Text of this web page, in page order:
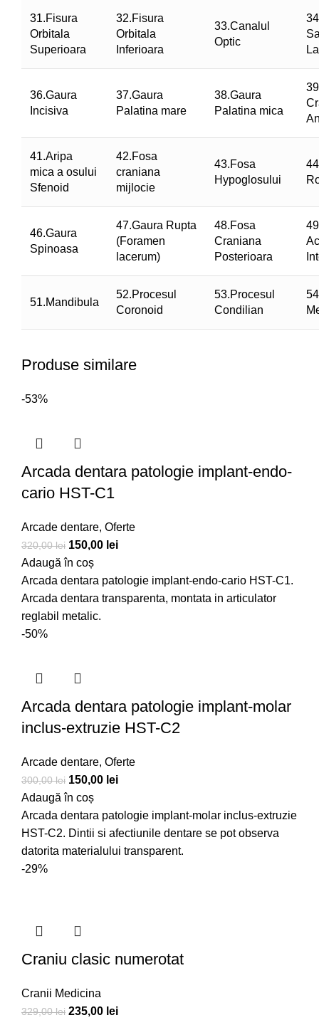
31.Fisura
Orbitala
Superioara
32.Fisura
Orbitala
Inferioara
33.Canalul
Optic
36.Gaura
Incisiva
37.Gaura
Palatina mare
38.Gaura
Palatina mica
41.Aripa
mica a osului
Sfenoid
42.Fosa
craniana
mijlocie
43.Fosa
Hypoglosului
46.Gaura
Spinoasa
47.Gaura Rupta
(Foramen
lacerum)
48.Fosa
Craniana
Posterioara
51.Mandibula
52.Procesul
Coronoid
53.Procesul
Condilian
Produse similare
-53%
Arcada dentara patologie implant-endo-
cario HST-C1
Arcade dentare, Oferte
320,00lei 150,00 lei
Adaugă în coș
Arcada dentara patologie implant-endo-cario HST-C1.
Arcada dentara transparenta, montata in articulator
reglabil metalic.
-50%
Arcada dentara patologie implant-molar
inclus-extruzie HST-C2
Arcade dentare, Oferte
300,00lei 150,00 lei
Adaugă în coș
Arcada dentara patologie implant-molar inclus-extruzie
HST-C2. Dintii si afectiunile dentare se pot observa
datorita materialului transparent.
-29%
Craniu clasic numerotat
Cranii Medicina
329,00lei 235,00 lei